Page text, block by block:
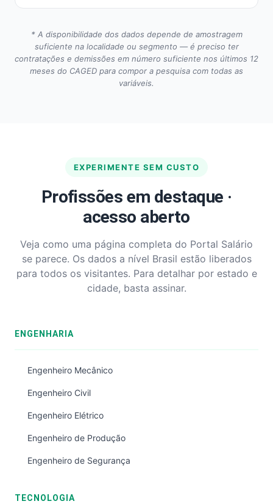
* A disponibilidade dos dados depende de amostragem
suficiente na localidade ou segmento — é preciso ter
contratações e demissões em número suficiente nos últimos 12
meses do CAGED para compor a pesquisa com todas as
variáveis.
EXPERIMENTE SEM CUSTO
Profissões em destaque ·
acesso aberto
Veja como uma página completa do Portal Salário
se parece. Os dados a nível Brasil estão liberados
para todos os visitantes. Para detalhar por estado e
cidade, basta assinar.
ENGENHARIA
Engenheiro Mecânico
Engenheiro Civil
Engenheiro Elétrico
Engenheiro de Produção
Engenheiro de Segurança
TECNOLOGIA